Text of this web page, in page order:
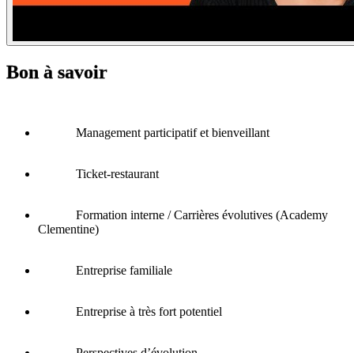
Bon à savoir
Management participatif et bienveillant
Ticket-restaurant
Formation interne / Carrières évolutives (Academy
Clementine)
Entreprise familiale
Entreprise à très fort potentiel